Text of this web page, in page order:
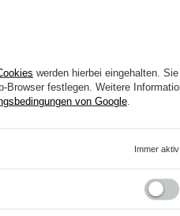
werden hierbei eingehalten. Sie
Browser festlegen. Weitere
von Google
Immer aktiv